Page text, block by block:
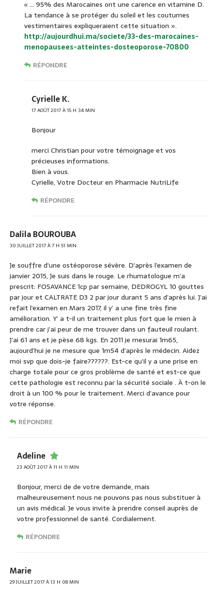
« … 95% des Marocaines ont une carence en vitamine D.
La tendance à se protéger du soleil et les coutumes
vestimentaires expliqueraient cette situation ».
http://aujourdhui.ma/societe/33-des-marocaines-
menopausees-atteintes-dosteoporose-70800
RÉPONDRE
Cyrielle K.
17 AOÛT 2017 À 15 H 34 MIN
Bonjour
merci Christian pour votre témoignage et vos
précieuses informations.
Bien à vous.
Cyrielle, Votre Docteur en Pharmacie NutriLife
RÉPONDRE
Dalila BOUROUBA
30 JUILLET 2017 À 7 H 51 MIN
Je souffre d’une ostéoporose sévère. D’après l’examen de
janvier 2015, Je suis dans le rouge. Le rhumatologue m’a
prescrit: FOSAVANCE 1cp par semaine, DEDROGYL 10 gouttes
par jour et CALTRATE D3 2 par jour durant 5 ans d’après lui. J’ai
refait l’examen en Mars 2017, il y’ a une fine très fine
amélioration. Y’ a t-il un traitement plus fort que le mien à
prendre car j’ai peur de me trouver dans un fauteuil roulant.
J’ai 61 ans et je pèse 68 kgs. En 2011 je mesurai 1m65,
aujourd’hui je ne mesure que 1m54 d’après le médecin. Aidez
moi svp que dois-je faire??????. Est-ce qu’il y a une prise en
charge totale pour ce gros problème de santé et est-ce que
cette pathologie est reconnu par la sécurité sociale . À t-on le
droit à un 100 % pour le traitement. Merci d’avance pour
votre réponse.
RÉPONDRE
Adeline
23 AOÛT 2017 À 11 H 11 MIN
Bonjour, merci de de votre demande, mais
malheureusement nous ne pouvons pas nous substituer à
un avis médical. Je vous invite à prendre conseil auprès de
votre professionnel de santé. Cordialement.
RÉPONDRE
Marie
29 JUILLET 2017 À 13 H 08 MIN